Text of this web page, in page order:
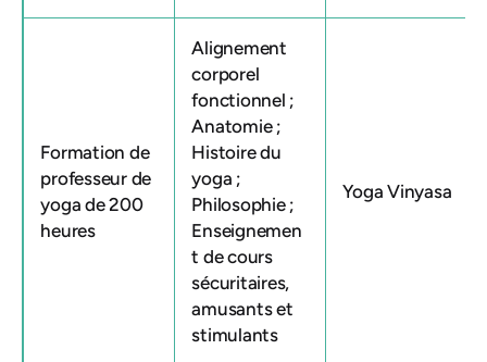
Formation de
professeur de
yoga de 200
heures
Alignement
corporel
fonctionnel ;
Anatomie ;
Histoire du
yoga ;
Philosophie ;
Enseignemen
t de cours
sécuritaires,
amusants et
stimulants
Yoga Vinyasa